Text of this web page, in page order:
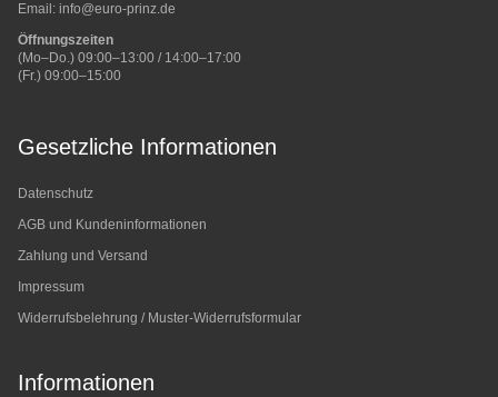
Email: info@euro-prinz.de
Öffnungszeiten
(Mo–Do.) 09:00–13:00 / 14:00–17:00
(Fr.) 09:00–15:00
Gesetzliche Informationen
Datenschutz
AGB und Kundeninformationen
Zahlung und Versand
Impressum
Widerrufsbelehrung / Muster-Widerrufsformular
Informationen